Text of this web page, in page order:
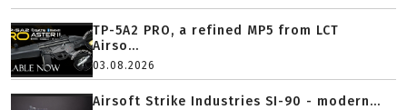
TP-5A2 PRO, a refined MP5 from LCT
Airso...
03.08.2026
Airsoft Strike Industries SI-90 - modern...